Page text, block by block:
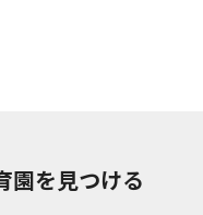
園を見つける